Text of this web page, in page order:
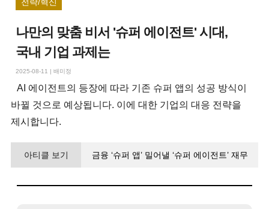
나만의 맞춤 비서 '슈퍼 에이전트' 시대,
국내 기업 과제는
2025-08-11 |배미정
AI 에이전트의 등장에 따라 기존 슈퍼 앱의 성공 방식이
바뀔 것으로 예상됩니다. 이에 대한 기업의 대응 전략을
제시합니다.
아티클 보기
금융 ‘슈퍼 앱’ 밀어낼 ‘슈퍼 에이전트’ 재무